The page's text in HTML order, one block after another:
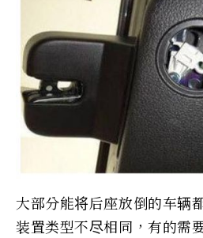
大部分能将后座放倒的车辆
装置类型不尽相同，有的需